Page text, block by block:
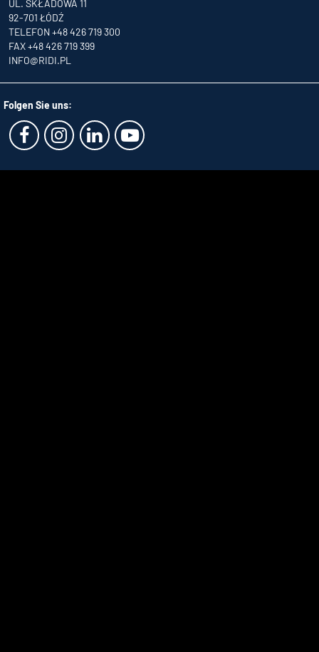
UL. SKŁADOWA 11
92-701 ŁÓDŹ
TELEFON +48 426 719 300
FAX +48 426 719 399
INFO@RIDI.PL
Folgen Sie uns: